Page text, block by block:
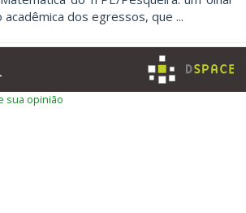
dos egressos, que ...
sua opinião